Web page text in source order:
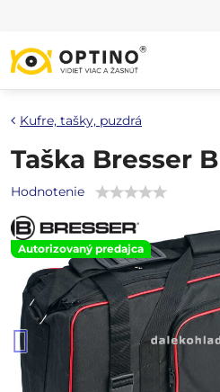
Autorizovaný predajca
Kufre, tašky, puzdrá
Taška Bresser
Hodnotenie